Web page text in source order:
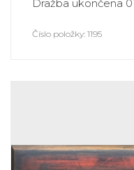
Dražba ukončena
Číslo položky: 1195